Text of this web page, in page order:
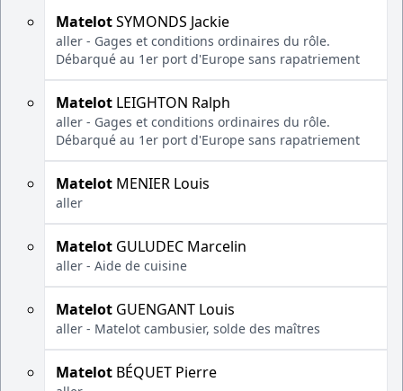
MatelotSYMONDS Jackie
aller - Gages et conditions ordinaires du rôle.
Débarqué au 1er port d'Europe sans rapatriement
Matelot LEIGHTON Ralph
aller - Gages et conditions ordinaires du rôle.
Débarqué au 1er port d'Europe sans rapatriement
Matelot MENIER Louis
aller
Matelot GULUDEC Marcelin
aller - Aide de cuisine
Matelot GUENGANT Louis
aller - Matelot cambusier, solde des maîtres
Matelot BÉQUET Pierre